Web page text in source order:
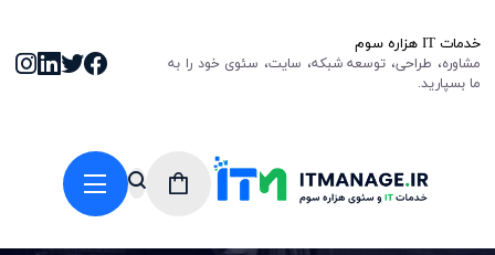
خدمات IT هزاره سوم
مشاوره، طراحی، توسعه شبکه، سایت، سئوی خود را به
ما بسپارید.